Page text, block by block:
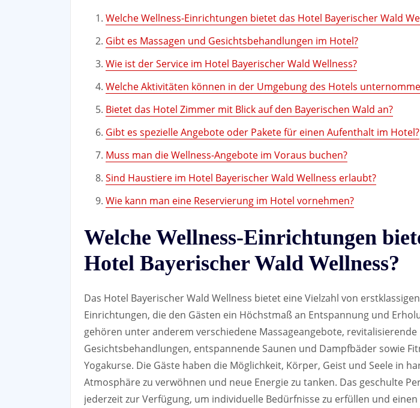
Welche Wellness-Einrichtungen bietet das Hotel Bayerischer Wald
Gibt es Massagen und Gesichtsbehandlungen im Hotel?
Wie ist der Service im Hotel Bayerischer Wald Wellness?
Welche Aktivitäten können in der Umgebung des Hotels
Bietet das Hotel Zimmer mit Blick auf den Bayerischen Wald an?
Gibt es spezielle Angebote oder Pakete für einen Aufenthalt im Hotel?
Muss man die Wellness-Angebote im Voraus buchen?
Sind Haustiere im Hotel Bayerischer Wald Wellness erlaubt?
Wie kann man eine Reservierung im Hotel vornehmen?
Welche Wellness-Einrichtungen
Hotel Bayerischer Wald Wellness?
Das Hotel Bayerischer Wald Wellness bietet eine Vielzahl von
Einrichtungen, die den Gästen ein Höchstmaß an Entspannung und
gehören unter anderem verschiedene Massageangebote, revitalisierende
Gesichtsbehandlungen, entspannende Saunen und Dampfbäder sowie
Yogakurse. Die Gäste haben die Möglichkeit, Körper, Geist und Seele in
Atmosphäre zu verwöhnen und neue Energie zu tanken. Das geschulte
jederzeit zur Verfügung, um individuelle Bedürfnisse zu erfüllen und